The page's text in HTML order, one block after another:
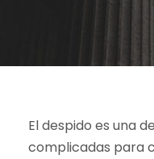
El despido es una
complicadas para